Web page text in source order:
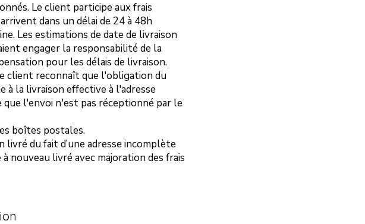
Le client participe aux frais
dans un délai de 24 à 48h
Les estimations de date de livraison
engager la responsabilité de la
pour les délais de livraison.
client reconnaît que l'obligation du
la livraison effective à l'adresse
que l'envoi n'est pas réceptionné par le
boîtes postales.
livré du fait d’une adresse incomplète
nouveau livré avec majoration des frais